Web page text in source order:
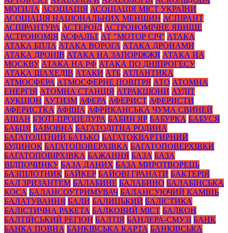
МОГИЛА АСОЦІАЦІЯ АСОЦІАЦІЯ МІСТ УКРАЇНИ
АСОЦІАЦІЯ НАЦІОНАЛЬНИХ МЕНШИН АСПІРАНТ
АСПІРАНТУРА АСТЕРОЇД АСТРОНОМІЧНЕ ЯВИЩЕ
АСТРОНОМІЯ АСФАЛЬТ АТ "МОТОР СІЧ" АТАКА
АТАКА БПЛА АТАКА ВОРОГА АТАКА ДРОНАМИ
АТАКА ДРОНІВ АТАКА НА ЗАПОРІЖЖЯ АТАКА НА
МОСКВУ АТАКА НА РФ АТАКА ПО ДНІПРОГЕСУ
АТАКА ШАХЕДІВ АТАКИ АТБ АТЛАНТИКА
АТМОСФЕРА АТМОСФЕРНЕ ПОВІТРЯ АТО АТОМНА
ЕНЕРГІЯ АТОМНА СТАНЦІЯ АТРАКЦІОНИ АУДІТ
АУКЦІОН АУТИЗМ АФЕРА АФЕРИСТ АФЕРИСТИ
АФЕРИСТКА АФІША АФРИКАНСЬКА ЧУМА СВИНЕЙ
АШАН Б'ЮТІ-ПРОЦЕДУРА БАБИН ЯР БАБУРКА БАБУСЯ
БАБЦЯ БАВОВНА БАГАТОДІТНА РОДИНА
БАГАТОДІТНИЙ БАТЬКО БАГАТОКВАРТИРНИЙ
БУДИНОК БАГАТОПОВЕРХІВКА БАГАТОПОВЕРХІВКИ
БАГАТОПОВІРХІВКА БАЖАННЯ БАЗА БАЗА
ВІДПОЧИНКУ БАЗА ДАНИХ БАЗА МИРОТВОРЕЦЬ
БАЗПІЛОТНИК БАЙКЕР БАЙОВІ ГРАНАТИ БАКТЕРІЯ
БАЛ ЗРИЗАНТЕМ БАЛАБИНЕ БАЛАБИНО БАЛАБІНСЬКА
КОСА БАЛАНСОУТРИМУВАЧ БАЛАНСУЮЧИЙ КАМІНЬ
БАЛАТУВАННЯ БАЛИ БАЛИЦЬКИЙ БАЛІСТИКА
БАЛІСТИЧНА РАКЕТА БАЛКОВИЙ МІСТ БАЛКОН
БАЛТІЙСЬКИЙ РЕГІОН БАЛТІЯ БАНДЕРА-СМУЗІ БАНК
БАНКА ПОВНА БАНКІВСЬКА КАРТА БАНКІВСЬКА